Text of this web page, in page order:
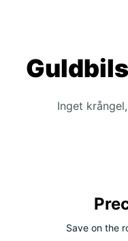
Inget
Save on the